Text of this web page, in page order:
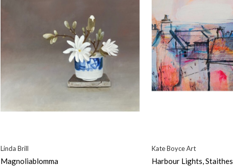
Linda Brill
Magnoliablomma
Kate Boyce Art
Harbour Lights, Staithes